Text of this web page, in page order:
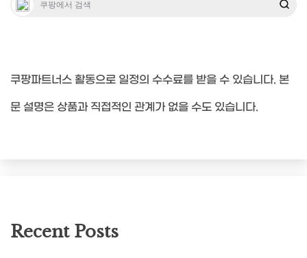
쿠팡파트너스 활동으로 일정의 수수료를 받을 수 있습니다. 본
문 설명은 상품과 직접적인 관계가 없을 수도 있습니다.
Recent Posts